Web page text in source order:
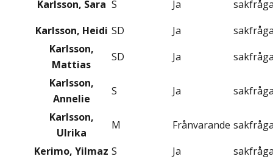
Karlsson, Sara S Ja
Karlsson, Heidi SD Ja
Karlsson,
Mattias
SD Ja
Karlsson,
Annelie
S Ja
Karlsson,
Ulrika
M Frånvarande
Kerimo, Yilmaz S Ja